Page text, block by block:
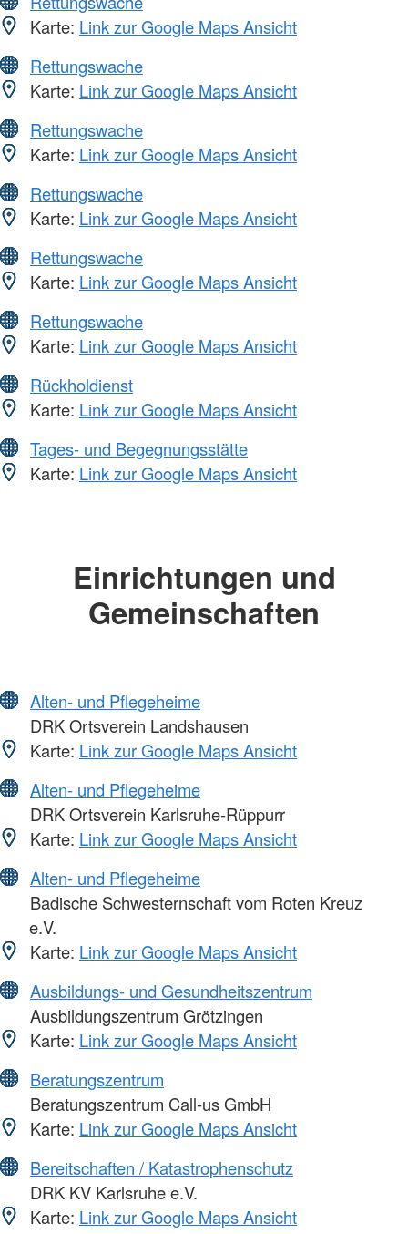
Karte: Link zur Google Maps Ansicht
Rettungswache
Karte: Link zur Google Maps Ansicht
Rettungswache
Karte: Link zur Google Maps Ansicht
Rettungswache
Karte: Link zur Google Maps Ansicht
Rettungswache
Karte: Link zur Google Maps Ansicht
Rettungswache
Karte: Link zur Google Maps Ansicht
Rückholdienst
Karte: Link zur Google Maps Ansicht
Tages- und Begegnungsstätte
Karte: Link zur Google Maps Ansicht
Einrichtungen und
Gemeinschaften
Alten- und Pflegeheime
DRK Ortsverein Landshausen
Karte: Link zur Google Maps Ansicht
Alten- und Pflegeheime
DRK Ortsverein Karlsruhe-Rüppurr
Karte: Link zur Google Maps Ansicht
Alten- und Pflegeheime
Badische Schwesternschaft vom Roten Kreuz
e.V.
Karte: Link zur Google Maps Ansicht
Ausbildungs- und Gesundheitszentrum
Ausbildungszentrum Grötzingen
Karte: Link zur Google Maps Ansicht
Beratungszentrum
Beratungszentrum Call-us GmbH
Karte: Link zur Google Maps Ansicht
Bereitschaften / Katastrophenschutz
DRK KV Karlsruhe e.V.
Karte: Link zur Google Maps Ansicht